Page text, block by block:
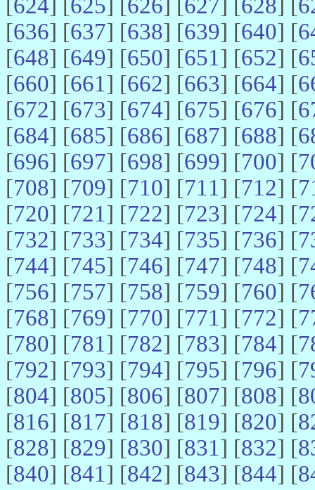
[624] [625] [626] [627] [628] [
[636] [637] [638] [639] [640] [
[648] [649] [650] [651] [652] [
[660] [661] [662] [663] [664] [
[672] [673] [674] [675] [676] [
[684] [685] [686] [687] [688] [
[696] [697] [698] [699] [700] [
[708] [709] [710] [711] [712] [
[720] [721] [722] [723] [724] [
[732] [733] [734] [735] [736] [
[744] [745] [746] [747] [748] [
[756] [757] [758] [759] [760] [
[768] [769] [770] [771] [772] [
[780] [781] [782] [783] [784] [
[792] [793] [794] [795] [796] [
[804] [805] [806] [807] [808] [
[816] [817] [818] [819] [820] [
[828] [829] [830] [831] [832] [
[840] [841] [842] [843] [844] [